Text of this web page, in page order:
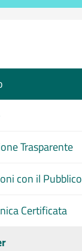
Trasparente
con il Pubblico
Certificata